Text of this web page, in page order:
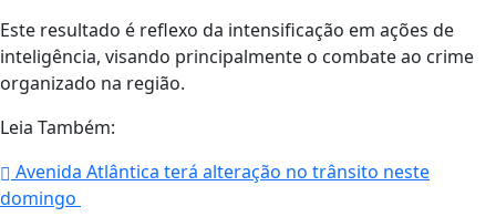
Este resultado é reflexo da intensificação em ações de
inteligência, visando principalmente o combate ao crime
organizado na região.
Leia Também:
Avenida Atlântica terá alteração no trânsito neste
domingo